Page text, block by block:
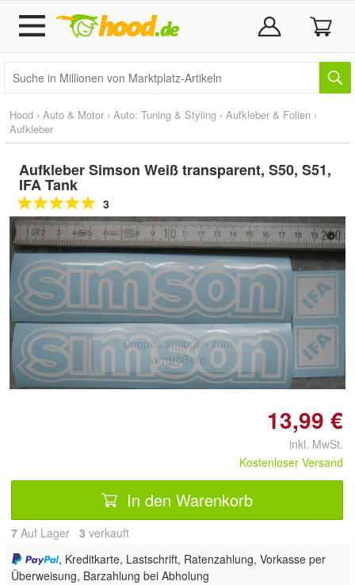
Hood › Auto & Motor › Auto: Tuning & Styling › Aufkleber & Folien ›
Aufkleber
Aufkleber Simson Weiß transparent, S50, S51,
IFA Tank
3
Doppelt antippen zum
vergrößern
13,99 €
inkl. MwSt.
Kostenloser Versand
In den Warenkorb
7 Auf Lager 3 verkauft
, Kreditkarte, Lastschrift, Ratenzahlung, Vorkasse per
Überweisung, Barzahlung bei Abholung